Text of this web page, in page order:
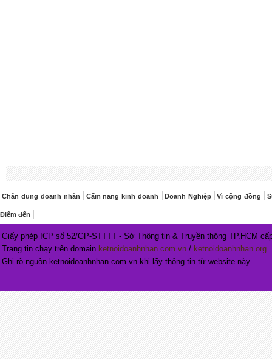
Chân dung doanh nhân Cẩm nang kinh doanh Doanh Nghiệp Vì cộng đồng
Điểm đến
Giấy phép ICP số 52/GP-STTTT - Sở Thông tin & Truyền thông TP.HCM
Trang tin chạy trên domain ketnoidoanhnhan.com.vn / ketnoidoanhnhan.org
Ghi rõ nguồn ketnoidoanhnhan.com.vn khi lấy thông tin từ website này